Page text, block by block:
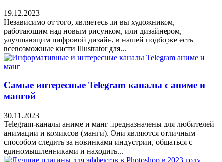
19.12.2023
Независимо от того, являетесь ли вы художником,
работающим над новым рисунком, или дизайнером,
улучшающим цифровой дизайн, в нашей подборке есть
всевозможные кисти Illustrator для...
Самые интересные Telegram каналы с аниме и
мангой
30.11.2023
Telegram-каналы аниме и манг предназначены для любителей
анимации и комиксов (манги). Они являются отличным
способом следить за новинками индустрии, общаться с
единомышленниками и находить...